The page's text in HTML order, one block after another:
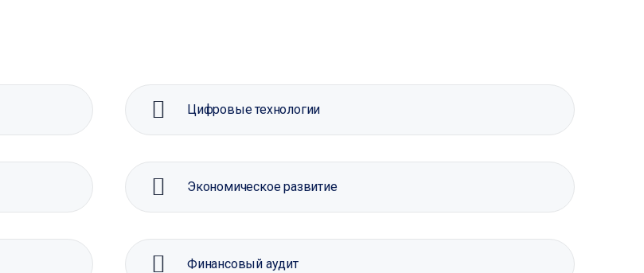
Цифровые технологии
Экономическое развитие
Финансовый аудит